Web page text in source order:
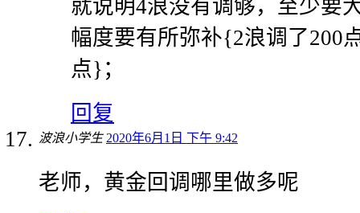
就说明4浪没有调够，至少要
幅度要有所弥补{2浪调了200
点}；
回复
波浪小学生 2020年6月1日 下午 9:42
老师，黄金回调哪里做多呢